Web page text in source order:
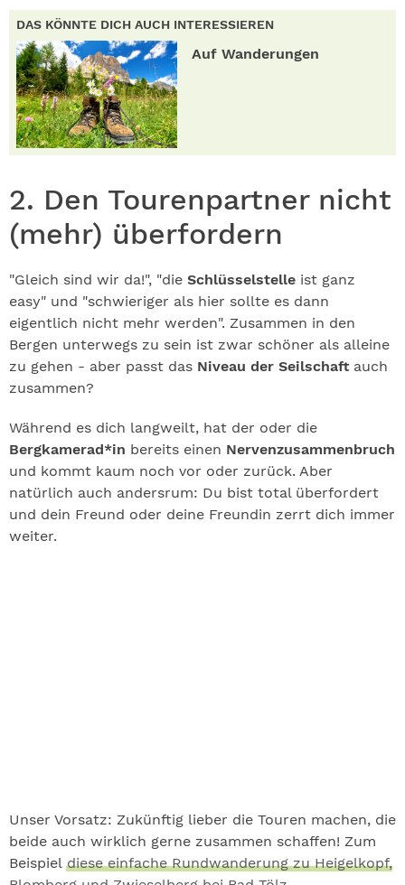
DAS KÖNNTE DICH AUCH INTERESSIEREN
Auf Wanderungen
2. Den Tourenpartner nicht
(mehr) überfordern
"Gleich sind wir da!", "die Schlüsselstelle ist ganz
easy" und "schwieriger als hier sollte es dann
eigentlich nicht mehr werden". Zusammen in den
Bergen unterwegs zu sein ist zwar schöner als alleine
zu gehen - aber passt das Niveau der Seilschaft auch
zusammen?
Während es dich langweilt, hat der oder die
Bergkamerad*in bereits einen Nervenzusammenbruch
und kommt kaum noch vor oder zurück. Aber
natürlich auch andersrum: Du bist total überfordert
und dein Freund oder deine Freundin zerrt dich immer
weiter.
Unser Vorsatz: Zukünftig lieber die Touren machen, die
beide auch wirklich gerne zusammen schaffen! Zum
Beispiel diese einfache Rundwanderung zu Heigelkopf,